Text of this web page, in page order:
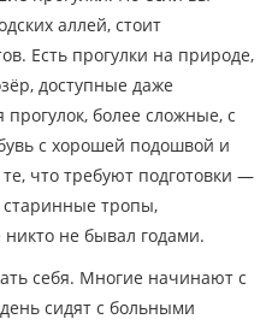
аллей, стоит
Есть прогулки на природе,
доступные даже
, более сложные, с
с хорошей подошвой и
что требуют подготовки —
старинные тропы,
не бывал годами.
себя. Многие начинают с
сидят с больными